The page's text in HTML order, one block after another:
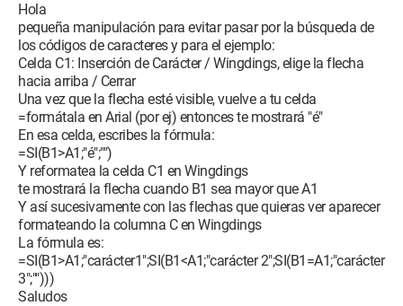
Hola
pequeña manipulación para evitar pasar por la búsqueda de
los códigos de caracteres y para el ejemplo:
Celda C1: Inserción de Carácter / Wingdings, elige la flecha
hacia arriba / Cerrar
Una vez que la flecha esté visible, vuelve a tu celda
=formátala en Arial (por ej) entonces te mostrará "é"
En esa celda, escribes la fórmula:
=SI(B1>A1;"é";"")
Y reformatea la celda C1 en Wingdings
te mostrará la flecha cuando B1 sea mayor que A1
Y así sucesivamente con las flechas que quieras ver aparecer
formateando la columna C en Wingdings
La fórmula es:
=SI(B1>A1;"carácter1";SI(B1<A1;"carácter 2";SI(B1=A1;"carácter
3";"")))
Saludos